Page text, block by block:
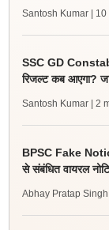
Santosh Kumar |
SSC GD
रिजल्ट कब आएगा?
Santosh Kumar | 2
BPSC Fake
से संबंधित वायरल
Abhay Pratap Singh